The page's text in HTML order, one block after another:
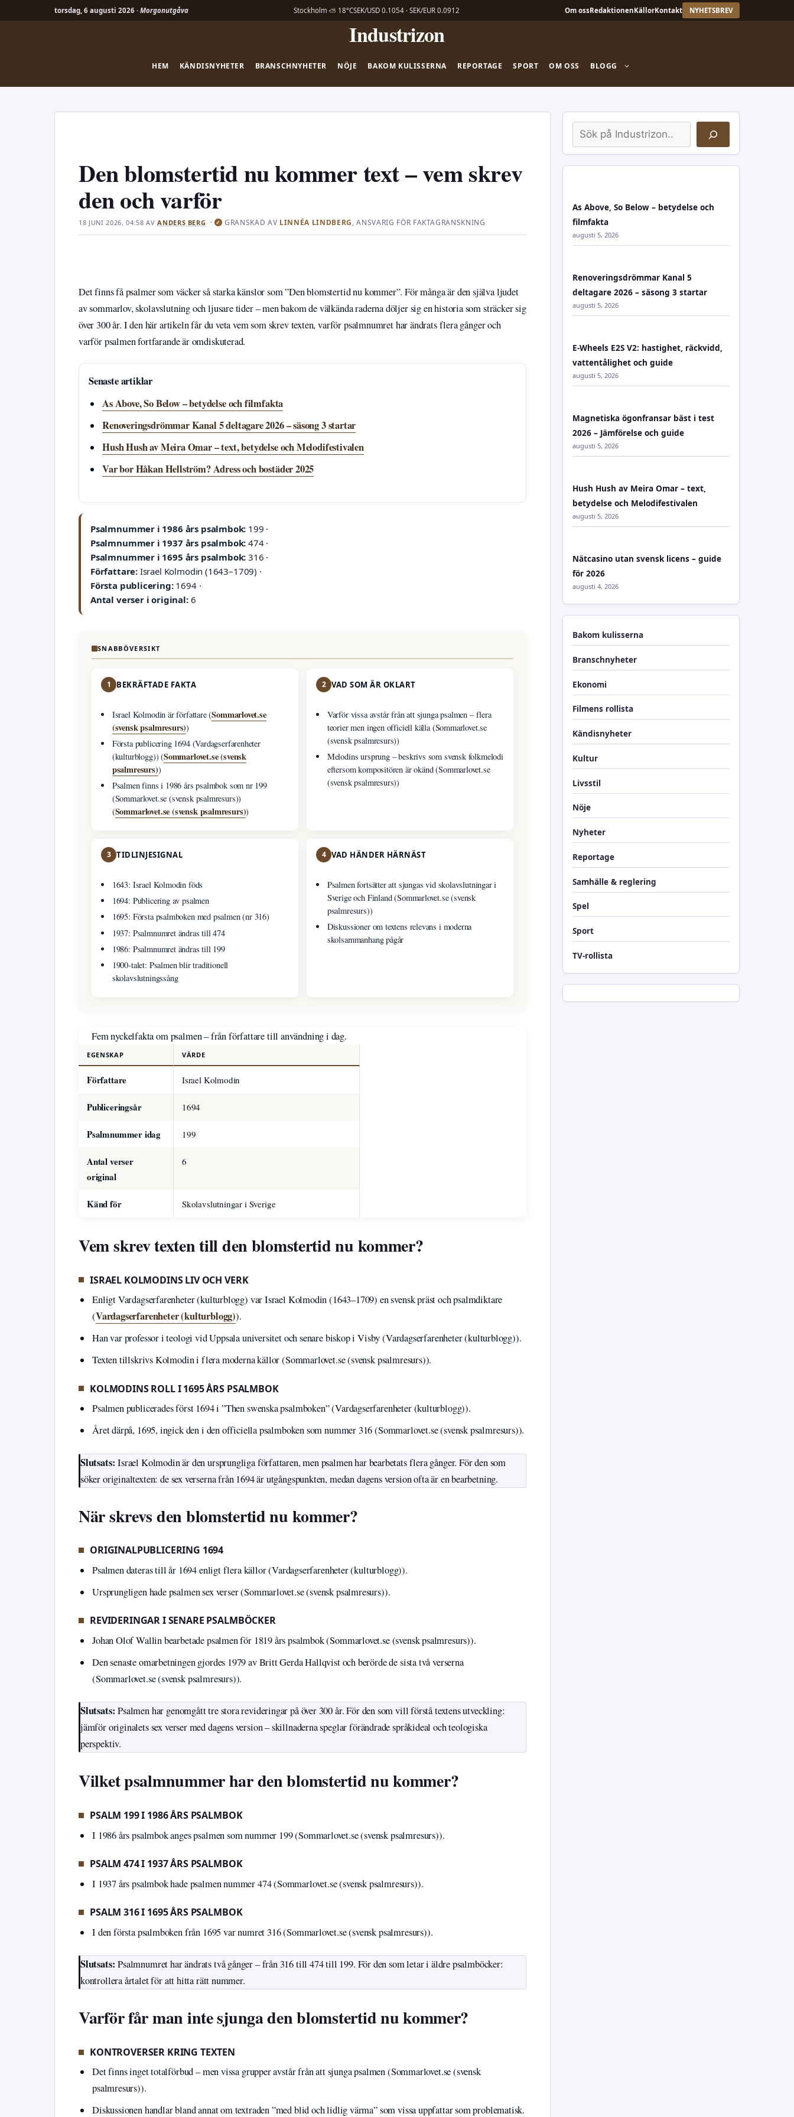
torsdag, 6 augusti 2026 · Morgonutgåva Stockholm ⛅ 18°CSEK/USD 0.1054 · SEK/EUR 0.0912 Om ossRedaktionenKällorKontakt NYHETSBREV
Industrizon
HEM KÄNDISNYHETER BRANSCHNYHETER NÖJE BAKOM KULISSERNA REPORTAGE SPORT OM OSS BLOGG
Den blomstertid nu kommer text – vem skrev
den och varför
18 JUNI 2026, 04:58 AVANDERS BERG ·✓ GRANSKAD AV LINNÉA LINDBERG, ANSVARIG FÖR FAKTAGRANSKNING
Det finns få psalmer som väcker så starka känslor som ”Den blomstertid nu kommer”. För många är den själva ljudet
av sommarlov, skolavslutning och ljusare tider – men bakom de välkända raderna döljer sig en historia som sträcker sig
över 300 år. I den här artikeln får du veta vem som skrev texten, varför psalmnumret har ändrats flera gånger och
varför psalmen fortfarande är omdiskuterad.
Senaste artiklar
As Above, So Below – betydelse och filmfakta
Renoveringsdrömmar Kanal 5 deltagare 2026 – säsong 3 startar
Hush Hush av Meira Omar – text, betydelse och Melodifestivalen
Var bor Håkan Hellström? Adress och bostäder 2025
Psalmnummer i 1986 års psalmbok: 199 ·
Psalmnummer i 1937 års psalmbok: 474 ·
Psalmnummer i 1695 års psalmbok: 316 ·
Författare: Israel Kolmodin (1643–1709) ·
Första publicering:1694 ·
Antal verser i original:6
SNABBÖVERSIKT
1 BEKRÄFTADE FAKTA
Israel Kolmodin är författare (Sommarlovet.se
(svensk psalmresurs))
Första publicering 1694 (Vardagserfarenheter
(kulturblogg)) (Sommarlovet.se (svensk
psalmresurs))
Psalmen finns i 1986 års psalmbok som nr 199
(Sommarlovet.se (svensk psalmresurs))
(Sommarlovet.se (svensk psalmresurs))
2 VAD SOM ÄR OKLART
Varför vissa avstår från att sjunga psalmen – flera
teorier men ingen officiell källa (Sommarlovet.se
(svensk psalmresurs))
Melodins ursprung – beskrivs som svensk folkmelodi
eftersom kompositören är okänd (Sommarlovet.se
(svensk psalmresurs))
3 TIDLINJESIGNAL
1643: Israel Kolmodin föds
1694: Publicering av psalmen
1695: Första psalmboken med psalmen (nr 316)
1937: Psalmnumret ändras till 474
1986: Psalmnumret ändras till 199
1900-talet: Psalmen blir traditionell
skolavslutningssång
4 VAD HÄNDER HÄRNÄST
Psalmen fortsätter att sjungas vid skolavslutningar i
Sverige och Finland (Sommarlovet.se (svensk
psalmresurs))
Diskussioner om textens relevans i moderna
skolsammanhang pågår
Fem nyckelfakta om psalmen – från författare till användning i dag.
EGENSKAP VÄRDE
Författare Israel Kolmodin
Publiceringsår 1694
Psalmnummer idag 199
Antal verser
original
6
Känd för Skolavslutningar i Sverige
Vem skrev texten till den blomstertid nu kommer?
ISRAEL KOLMODINS LIV OCH VERK
Enligt Vardagserfarenheter (kulturblogg) var Israel Kolmodin (1643–1709) en svensk präst och psalmdiktare
(Vardagserfarenheter (kulturblogg)).
Han var professor i teologi vid Uppsala universitet och senare biskop i Visby (Vardagserfarenheter (kulturblogg)).
Texten tillskrivs Kolmodin i flera moderna källor (Sommarlovet.se (svensk psalmresurs)).
KOLMODINS ROLL I 1695 ÅRS PSALMBOK
Psalmen publicerades först 1694 i ”Then swenska psalmboken” (Vardagserfarenheter (kulturblogg)).
Året därpå, 1695, ingick den i den officiella psalmboken som nummer 316 (Sommarlovet.se (svensk psalmresurs)).
Slutsats: Israel Kolmodin är den ursprungliga författaren, men psalmen har bearbetats flera gånger. För den som
söker originaltexten: de sex verserna från 1694 är utgångspunkten, medan dagens version ofta är en bearbetning.
När skrevs den blomstertid nu kommer?
ORIGINALPUBLICERING 1694
Psalmen dateras till år 1694 enligt flera källor (Vardagserfarenheter (kulturblogg)).
Ursprungligen hade psalmen sex verser (Sommarlovet.se (svensk psalmresurs)).
REVIDERINGAR I SENARE PSALMBÖCKER
Johan Olof Wallin bearbetade psalmen för 1819 års psalmbok (Sommarlovet.se (svensk psalmresurs)).
Den senaste omarbetningen gjordes 1979 av Britt Gerda Hallqvist och berörde de sista två verserna
(Sommarlovet.se (svensk psalmresurs)).
Slutsats: Psalmen har genomgått tre stora revideringar på över 300 år. För den som vill förstå textens utveckling:
jämför originalets sex verser med dagens version – skillnaderna speglar förändrade språkideal och teologiska
perspektiv.
Vilket psalmnummer har den blomstertid nu kommer?
PSALM 199 I 1986 ÅRS PSALMBOK
I 1986 års psalmbok anges psalmen som nummer 199 (Sommarlovet.se (svensk psalmresurs)).
PSALM 474 I 1937 ÅRS PSALMBOK
I 1937 års psalmbok hade psalmen nummer 474 (Sommarlovet.se (svensk psalmresurs)).
PSALM 316 I 1695 ÅRS PSALMBOK
I den första psalmboken från 1695 var numret 316 (Sommarlovet.se (svensk psalmresurs)).
Slutsats: Psalmnumret har ändrats två gånger – från 316 till 474 till 199. För den som letar i äldre psalmböcker:
kontrollera årtalet för att hitta rätt nummer.
Varför får man inte sjunga den blomstertid nu kommer?
KONTROVERSER KRING TEXTEN
Det finns inget totalförbud – men vissa grupper avstår från att sjunga psalmen (Sommarlovet.se (svensk
psalmresurs)).
Diskussionen handlar bland annat om textraden ”med blid och lidlig värma” som vissa uppfattar som problematisk.
Sök
As Above, So Below – betydelse och
filmfakta
augusti 5, 2026
Renoveringsdrömmar Kanal 5
deltagare 2026 – säsong 3 startar
augusti 5, 2026
E-Wheels E2S V2: hastighet, räckvidd,
vattentålighet och guide
augusti 5, 2026
Magnetiska ögonfransar bäst i test
2026 – Jämförelse och guide
augusti 5, 2026
Hush Hush av Meira Omar – text,
betydelse och Melodifestivalen
augusti 5, 2026
Nätcasino utan svensk licens – guide
för 2026
augusti 4, 2026
Bakom kulisserna
Branschnyheter
Ekonomi
Filmens rollista
Kändisnyheter
Kultur
Livsstil
Nöje
Nyheter
Reportage
Samhälle & reglering
Spel
Sport
TV-rollista